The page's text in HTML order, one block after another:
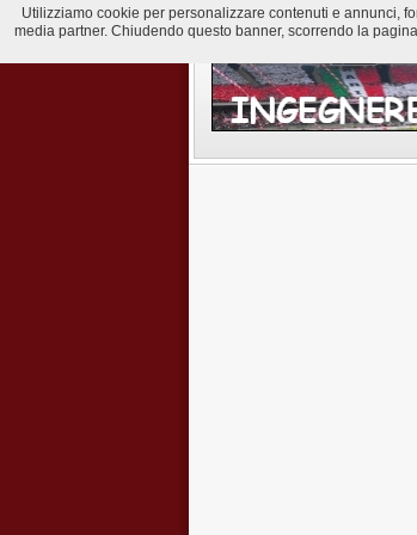
Utilizziamo cookie per personalizzare contenuti e annunci,
media partner. Chiudendo questo banner, scorrendo la